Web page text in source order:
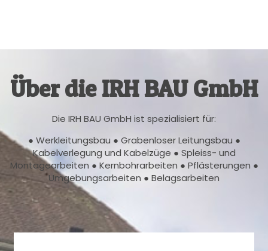
Über die IRH BAU GmbH
Die IRH BAU GmbH ist spezialisiert für:
● Werkleitungsbau ● Grabenloser Leitungsbau ●
Kabelverlegung und Kabelzüge ● Spleiss- und
Montagearbeiten ● Kernbohrarbeiten ● Pflästerungen ●
Umgebungsarbeiten ● Belagsarbeiten